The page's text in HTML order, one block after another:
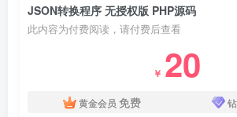
JSON转换程序 无授权版 PHP源码
此内容为付费阅读，请付费后查看
￥ 20
黄金会员 免费